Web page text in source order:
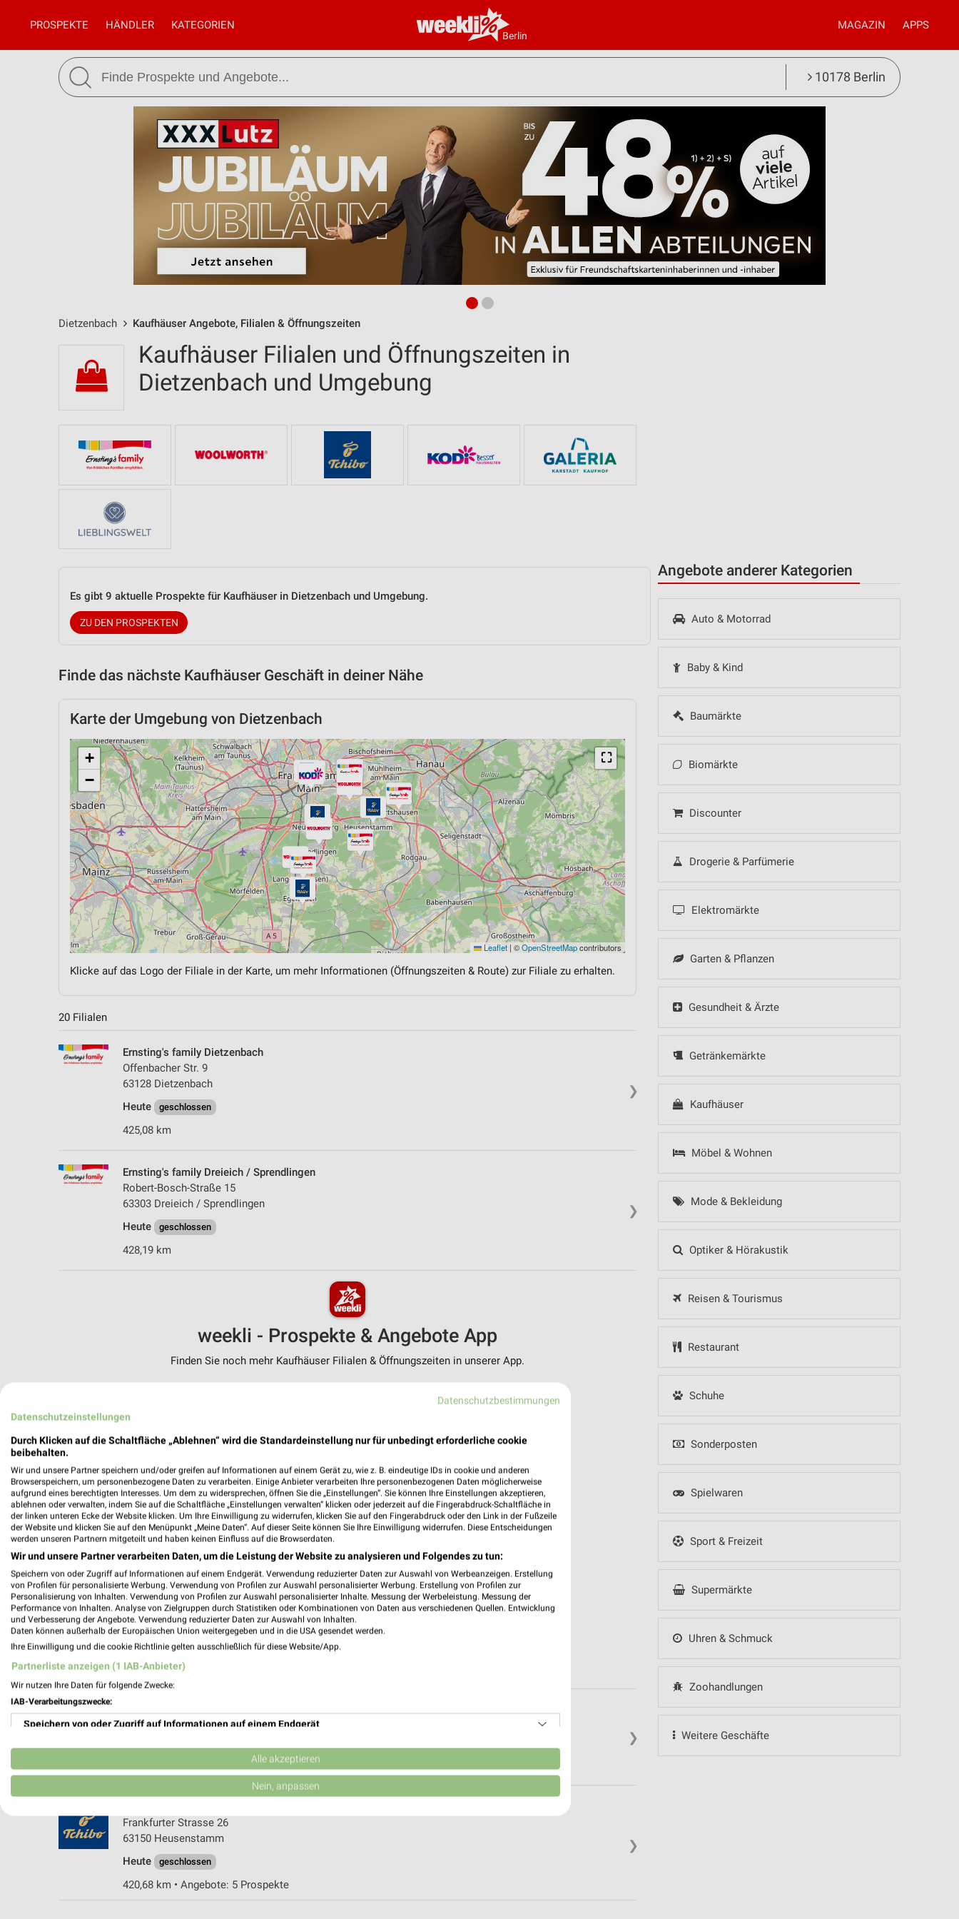
Berlin
PROSPEKTE HÄNDLER KATEGORIEN MAGAZIN APPS
10178 Berlin
Dietzenbach Kaufhäuser Angebote, Filialen & Öffnungszeiten
Angebote anderer Kategorien
Auto & Motorrad
Baby & Kind
Baumärkte
Biomärkte
Discounter
Drogerie & Parfümerie
Elektromärkte
Garten & Pflanzen
Gesundheit & Ärzte
Getränkemärkte
Kaufhäuser
Möbel & Wohnen
Mode & Bekleidung
Optiker & Hörakustik
Reisen & Tourismus
Restaurant
Schuhe
Sonderposten
Spielwaren
Sport & Freizeit
Supermärkte
Uhren & Schmuck
Zoohandlungen
Weitere Geschäfte
Kaufhäuser Filialen und Öffnungszeiten in
Dietzenbach und Umgebung
Es gibt 9 aktuelle Prospekte für Kaufhäuser in Dietzenbach und Umgebung.
ZU DEN PROSPEKTEN
Finde das nächste Kaufhäuser Geschäft in deiner Nähe
Karte der Umgebung von Dietzenbach
⛶
+
−
Leaflet | ©OpenStreetMapcontributors
Klicke auf das Logo der Filiale in der Karte, um mehr Informationen (Öffnungszeiten & Route) zur Filiale zu erhalten.
20 Filialen
❯
Ernsting's family Dietzenbach
Offenbacher Str. 9
63128 Dietzenbach
Heute
geschlossen
425,08 km
❯
Ernsting's family Dreieich / Sprendlingen
Robert-Bosch-Straße 15
63303 Dreieich / Sprendlingen
Heute
geschlossen
428,19 km
weekli - Prospekte & Angebote App
Finden Sie noch mehr Kaufhäuser Filialen & Öffnungszeiten in unserer App.
✔Einkaufsliste - Einkauf stressfrei planen
Nutze weekli auch mobil – App jetzt laden oder QR-Code scannen.
❯
Woolworth Dreieich
Robert-Bosch-Straße 15
❯
Frankfurter Strasse 26
63150 Heusenstamm
Heute
geschlossen
420,68 km • Angebote: 5 Prospekte
Datenschutzbestimmungen
Datenschutzeinstellungen
Durch Klicken auf die Schaltfläche „Ablehnen“ wird die Standardeinstellung nur für unbedingt erforderliche cookie
beibehalten.
Wir und unsere Partner speichern und/oder greifen auf Informationen auf einem Gerät zu, wie z. B. eindeutige IDs in cookie und anderen
Browserspeichern, um personenbezogene Daten zu verarbeiten. Einige Anbieter verarbeiten Ihre personenbezogenen Daten möglicherweise
aufgrund eines berechtigten Interesses. Um dem zu widersprechen, öffnen Sie die „Einstellungen“. Sie können Ihre Einstellungen akzeptieren,
ablehnen oder verwalten, indem Sie auf die Schaltfläche „Einstellungen verwalten“ klicken oder jederzeit auf die Fingerabdruck-Schaltfläche in
der linken unteren Ecke der Website klicken. Um Ihre Einwilligung zu widerrufen, klicken Sie auf den Fingerabdruck oder den Link in der Fußzeile
der Website und klicken Sie auf den Menüpunkt „Meine Daten“. Auf dieser Seite können Sie Ihre Einwilligung widerrufen. Diese Entscheidungen
werden unseren Partnern mitgeteilt und haben keinen Einfluss auf die Browserdaten.
Wir und unsere Partner verarbeiten Daten, um die Leistung der Website zu analysieren und Folgendes zu tun:
Speichern von oder Zugriff auf Informationen auf einem Endgerät. Verwendung reduzierter Daten zur Auswahl von Werbeanzeigen. Erstellung
von Profilen für personalisierte Werbung. Verwendung von Profilen zur Auswahl personalisierter Werbung. Erstellung von Profilen zur
Personalisierung von Inhalten. Verwendung von Profilen zur Auswahl personalisierter Inhalte. Messung der Werbeleistung. Messung der
Performance von Inhalten. Analyse von Zielgruppen durch Statistiken oder Kombinationen von Daten aus verschiedenen Quellen. Entwicklung
und Verbesserung der Angebote. Verwendung reduzierter Daten zur Auswahl von Inhalten.
Daten können außerhalb der Europäischen Union weitergegeben und in die USA gesendet werden.
Ihre Einwilligung und die cookie Richtlinie gelten ausschließlich für diese Website/App.
Partnerliste anzeigen (1 IAB-Anbieter)
Wir nutzen Ihre Daten für folgende Zwecke:
IAB-Verarbeitungszwecke:
Speichern von oder Zugriff auf Informationen auf einem Endgerät
Verwendung reduzierter Daten zur Auswahl von Werbeanzeigen
Erstellung von Profilen für personalisierte Werbung
Erstellung von Profilen zur Personalisierung von Inhalten
Verwendung von Profilen zur Auswahl personalisierter Inhalte
Alle akzeptieren
Nein, anpassen